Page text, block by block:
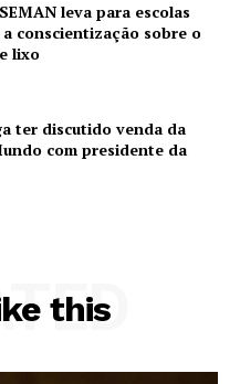
leva para escolas
conscientização sobre o
lixo
ter discutido venda da
com presidente da
this